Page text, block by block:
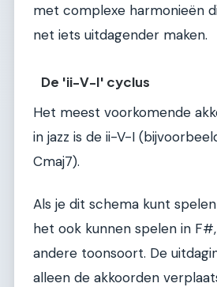
met complexe harmonieën
net iets uitdagender maken.
De 'ii-V-I' cyclus
Het meest voorkomende
in jazz is de ii-V-I
Cmaj7).
Als je dit schema kunt
het ook kunnen spelen in
andere toonsoort. De
alleen de akkoorden